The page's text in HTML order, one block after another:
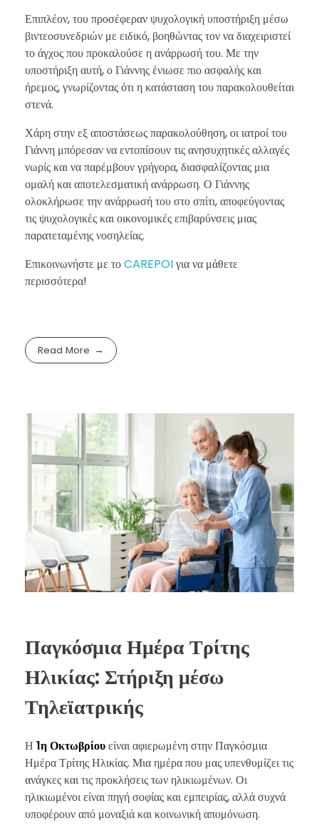
Επιπλέον, του προσέφεραν ψυχολογική υποστήριξη μέσω
βιντεοσυνεδριών με ειδικό, βοηθώντας τον να διαχειριστεί
το άγχος που προκαλούσε η ανάρρωσή του. Με την
υποστήριξη αυτή, ο Γιάννης ένιωσε πιο ασφαλής και
ήρεμος, γνωρίζοντας ότι η κατάσταση του παρακολουθείται
στενά.
Χάρη στην εξ αποστάσεως παρακολούθηση, οι ιατροί του
Γιάννη μπόρεσαν να εντοπίσουν τις ανησυχητικές αλλαγές
νωρίς και να παρέμβουν γρήγορα, διασφαλίζοντας μια
ομαλή και αποτελεσματική ανάρρωση. Ο Γιάννης
ολοκλήρωσε την ανάρρωσή του στο σπίτι, αποφεύγοντας
τις ψυχολογικές και οικονομικές επιβαρύνσεις μιας
παρατεταμένης νοσηλείας.
Επικοινωνήστε με τοCAREPOIγια να μάθετε
περισσότερα!
Read More
Παγκόσμια Ημέρα Τρίτης
Ηλικίας: Στήριξη μέσω
Τηλεϊατρικής
Η 1η Οκτωβρίουείναι αφιερωμένη στην Παγκόσμια
Ημέρα Τρίτης Ηλικίας. Μια ημέρα που μας υπενθυμίζει τις
ανάγκες και τις προκλήσεις των ηλικιωμένων. Οι
ηλικιωμένοι είναι πηγή σοφίας και εμπειρίας, αλλά συχνά
υποφέρουν από μοναξιά και κοινωνική απομόνωση.